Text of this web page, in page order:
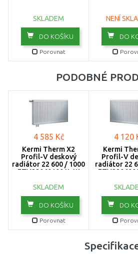
2000
SKLADEM
DO KOŠÍKU
Porovnat
NENÍ
DO
PODOBNÉ
4 585 Kč
Kermi Therm X2
Profil-V deskový
radiátor 22 600 / 1000
FTV220601001L1K
SKLADEM
DO KOŠÍKU
Porovnat
4 120
Kermi
Profil-V
radiátor 22
DO